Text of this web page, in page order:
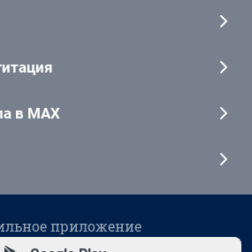
в MAX
приложение